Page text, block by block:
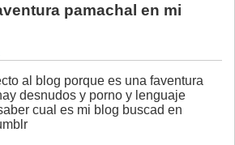
pamachal en mi
al blog porque es una faventura
desnudos y porno y lenguaje
cual es mi blog buscad en